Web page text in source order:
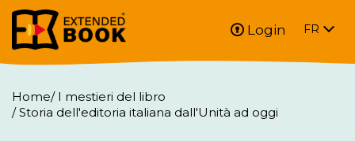
Login FR
Home/ I mestieri del libro
/ Storia dell'editoria italiana dall'Unità ad oggi